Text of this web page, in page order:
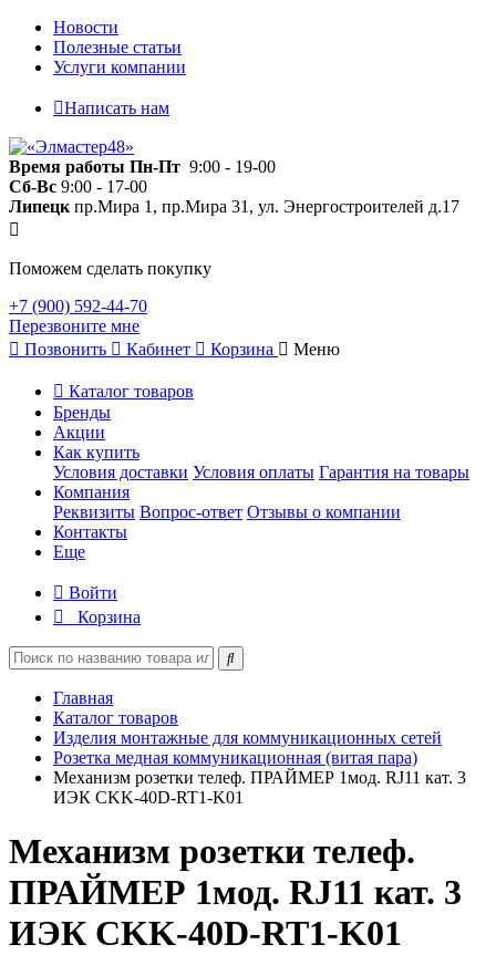
Новости
Полезные статьи
Услуги компании
Написать нам
Время работы Пн-Пт 9:00 - 19-00
Сб-Вс 9:00 - 17-00
Липецк пр.Мира 1, пр.Мира 31, ул. Энергостроителей д.17
Поможем сделать покупку
+7 (900) 592-44-70
Перезвоните мне
Позвонить
Кабинет Корзина Меню
Каталог товаров
Бренды
Акции
Как купить
Условия доставки Условия оплаты Гарантия на товары
Компания
Реквизиты Вопрос-ответ Отзывы о компании
Контакты
Еще
Войти
Корзина
Главная
Каталог товаров
Изделия монтажные для коммуникационных сетей
Розетка медная коммуникационная (витая пара)
Механизм розетки телеф. ПРАЙМЕР 1мод. RJ11 кат. 3
ИЭК CKK-40D-RT1-K01
Механизм розетки телеф.
ПРАЙМЕР 1мод. RJ11 кат. 3
ИЭК CKK-40D-RT1-K01